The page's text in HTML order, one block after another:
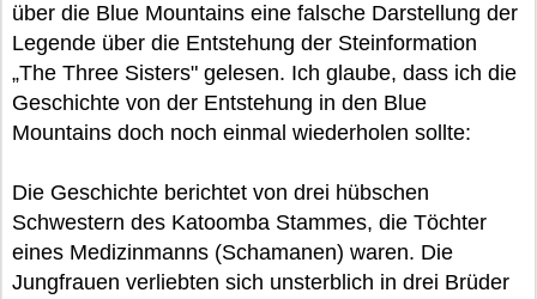
über die Blue Mountains eine falsche Darstellung der
Legende über die Entstehung der Steinformation
„The Three Sisters" gelesen. Ich glaube, dass ich die
Geschichte von der Entstehung in den Blue
Mountains doch noch einmal wiederholen sollte:
Die Geschichte berichtet von drei hübschen
Schwestern des Katoomba Stammes, die Töchter
eines Medizinmanns (Schamanen) waren. Die
Jungfrauen verliebten sich unsterblich in drei Brüder